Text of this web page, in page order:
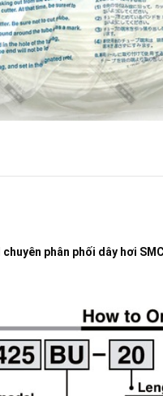
chuyên phân phối dây hơi SMC